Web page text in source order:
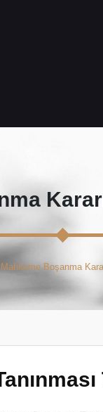
Boşanma